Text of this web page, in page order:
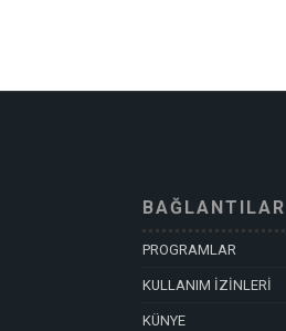
BAĞLANTILAR
PROGRAMLAR
KULLANIM İZİNLERİ
KÜNYE